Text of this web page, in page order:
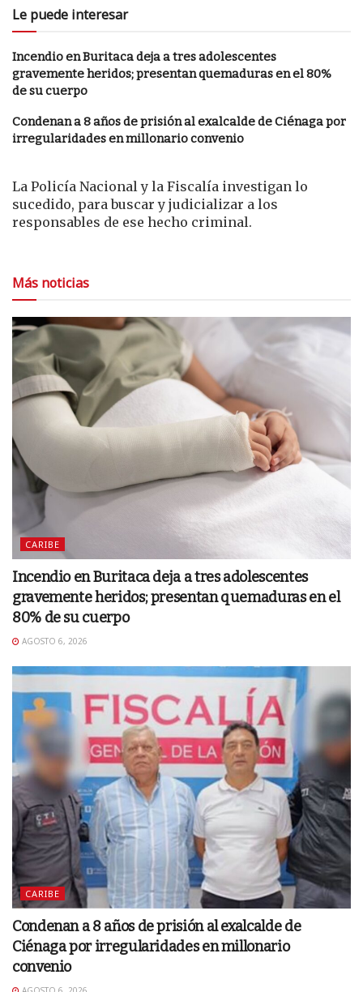
Le puede interesar
Incendio en Buritaca deja a tres adolescentes
gravemente heridos; presentan quemaduras en el 80%
de su cuerpo
Condenan a 8 años de prisión al exalcalde de Ciénaga por
irregularidades en millonario convenio
La Policía Nacional y la Fiscalía investigan lo
sucedido, para buscar y judicializar a los
responsables de ese hecho criminal.
Más noticias
CARIBE
Incendio en Buritaca deja a tres adolescentes
gravemente heridos; presentan quemaduras en el
80% de su cuerpo
AGOSTO 6, 2026
CARIBE
Condenan a 8 años de prisión al exalcalde de
Ciénaga por irregularidades en millonario
convenio